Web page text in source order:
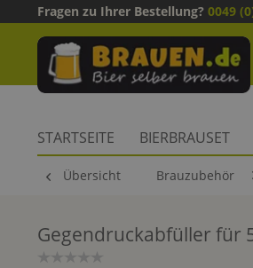
Fragen zu Ihrer Bestellung? 0049
STARTSEITE BIERBRAUSET
Übersicht Brauzubehör
Gegendruckabfüller für